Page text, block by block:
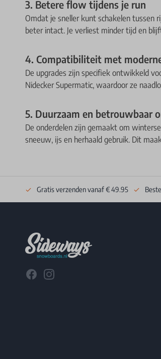
3. Betere flow tijdens je run
Omdat je sneller kunt schakelen tussen
beter intact. Je verliest minder tijd en
4. Compatibiliteit met
De upgrades zijn specifiek ontwikkeld
Nidecker Supermatic, waardoor ze
5. Duurzaam en betrouwbaar
De onderdelen zijn gemaakt om
sneeuw, ijs en herhaald gebruik. Dit
Gratis verzenden vanaf € 49.95
FacebookInstagram